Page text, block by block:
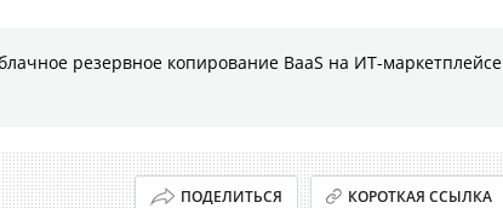
резервное копирование BaaS на ИТ-маркетплейсе
ПОДЕЛИТЬСЯ КОРОТКАЯ ССЫЛКА